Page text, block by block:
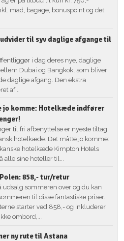
mad, bagage, bonuspoint og det
til syv daglige afgange til
i dag deres nye, daglige
Dubai og Bangkok, som bliver
daglige afgang. Den ekstra
af...
jo komme: Hotelkæde indfører
til fri afbenyttelse er nyeste tiltag
hotelkæde. Det måtte jo komme:
hotelkæde Kimpton Hotels
sine hoteller til...
858,- tur/retur
udsalg sommeren over og du kan
til disse fantastiske priser.
starter ved 858,- og inkluderer
ombord,...
ny rute til Astana